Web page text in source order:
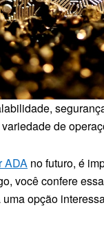
de
ADA no futuro, é
você confere
opção